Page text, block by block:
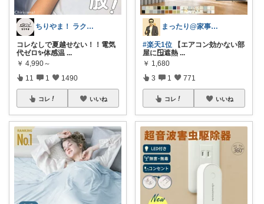
ちりやま！ ラク×便利グッズ🫧
コレなしで夏越せない！！電気
代ゼロ✨体感温 ...
￥ 4,990～
11 1 1490
コレ いいね
まったり@家事ラク時短アイテム
#楽天1位 【エアコン効かない部
屋に🪟遮熱 ...
￥ 1,680
3 1 771
コレ いいね